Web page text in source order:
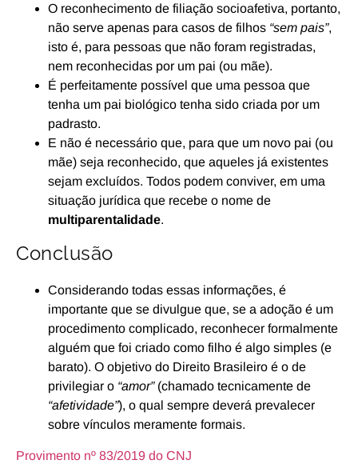
O reconhecimento de filiação socioafetiva, portanto,
não serve apenas para casos de filhos “sem pais”,
isto é, para pessoas que não foram registradas,
nem reconhecidas por um pai (ou mãe).
É perfeitamente possível que uma pessoa que
tenha um pai biológico tenha sido criada por um
padrasto.
E não é necessário que, para que um novo pai (ou
mãe) seja reconhecido, que aqueles já existentes
sejam excluídos. Todos podem conviver, em uma
situação jurídica que recebe o nome de
multiparentalidade.
Conclusão
Considerando todas essas informações, é
importante que se divulgue que, se a adoção é um
procedimento complicado, reconhecer formalmente
alguém que foi criado como filho é algo simples (e
barato). O objetivo do Direito Brasileiro é o de
privilegiar o “amor”(chamado tecnicamente de
“afetividade”), o qual sempre deverá prevalecer
sobre vínculos meramente formais.
Provimento nº 83/2019 do CNJ